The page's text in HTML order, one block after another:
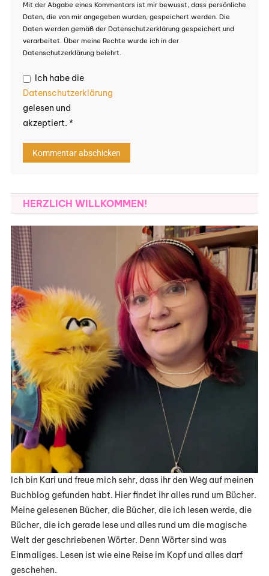
Mit der Abgabe eines Kommentars ist mir bewusst, dass persönliche
Daten, die von mir angegeben wurden, gespeichert werden. Die
Daten werden gemäß der Datenschutzerklärung gespeichert und
verarbeitet. Über meine Rechte wurde ich in der
Datenschutzerklärung belehrt.
Ich habe die
Datenschutzerklärung
gelesen und
akzeptiert. *
HERZLICH WILLKOMMEN!
Ich bin Kari und freue mich sehr, dass ihr den Weg auf meinen
Buchblog gefunden habt. Hier findet ihr alles rund um Bücher.
Meine gelesenen Bücher, die Bücher, die ich lesen werde, die
Bücher, die ich gerade lese und alles rund um die magische
Welt der geschriebenen Wörter. Denn Wörter sind was
Einmaliges. Lesen ist wie eine Reise im Kopf und alles darf
geschehen.